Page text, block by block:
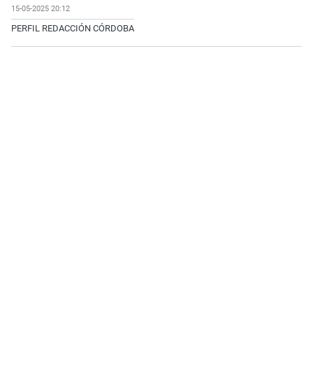
15-05-2025 20:12
PERFIL REDACCIÓN CÓRDOBA